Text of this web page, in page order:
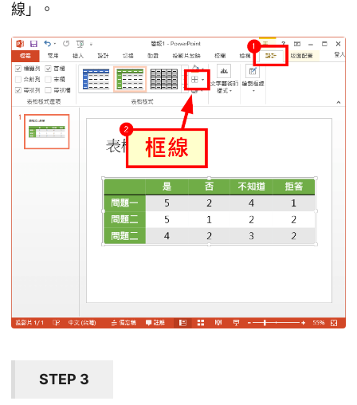
線」。
STEP 3